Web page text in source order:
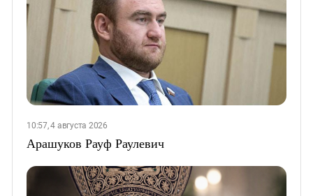
10:57, 4 августа 2026
Арашуков Рауф Раулевич